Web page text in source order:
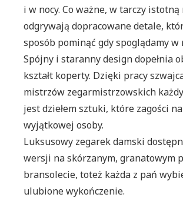
i w nocy. Co ważne, w tarczy
odgrywają dopracowane detale,
sposób pominąć gdy spoglądamy w
Spójny i staranny design dopełnia
kształt koperty. Dzięki pracy
mistrzów zegarmistrzowskich
jest dziełem sztuki, które zagości
wyjątkowej osoby.
Luksusowy zegarek damski
wersji na skórzanym, granatowym
bransolecie, toteż każda z pań
ulubione wykończenie.